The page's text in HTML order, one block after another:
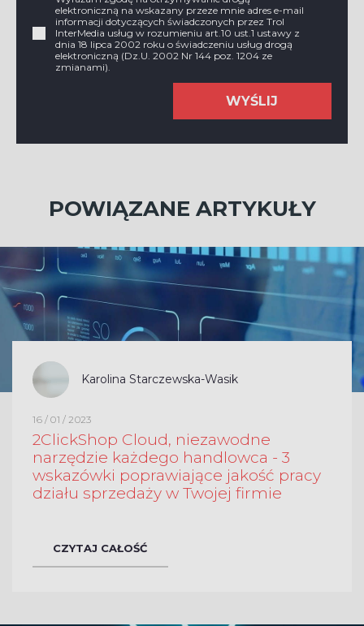
elektroniczną na wskazany przeze mnie adres e-mail
informacji dotyczących świadczonych przez Trol
InterMedia usług w rozumieniu art.10 ust.1 ustawy z
dnia 18 lipca 2002 roku o świadczeniu usług drogą
elektroniczną (Dz.U. 2002 Nr 144 poz. 1204 ze
zmianami).
WYŚLIJ
POWIĄZANE ARTYKUŁY
Karolina Starczewska-Wasik
16 / 01 / 2023
2ClickShop Cloud, niezawodne
narzędzie każdego handlowca - 3
wskazówki poprawiające jakość pracy
działu sprzedaży w Twojej firmie
CZYTAJ CAŁOŚĆ